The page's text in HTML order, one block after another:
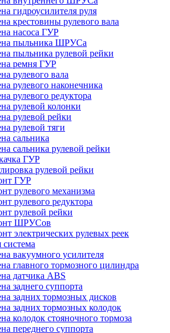
гидроусилителя руля
крестовины рулевого вала
насоса ГУР
пыльника ШРУСа
пыльника рулевой рейки
ремня ГУР
рулевого вала
рулевого наконечника
рулевого редуктора
рулевой колонки
рулевой рейки
рулевой тяги
сальника
сальника рулевой рейки
ГУР
рулевой рейки
ГУР
рулевого механизма
рулевого редуктора
рулевой рейки
ШРУСов
электрических рулевых реек
система
вакуумного усилителя
главного тормозного цилиндра
датчика ABS
заднего суппорта
задних тормозных дисков
задних тормозных колодок
колодок стояночного тормоза
переднего суппорта